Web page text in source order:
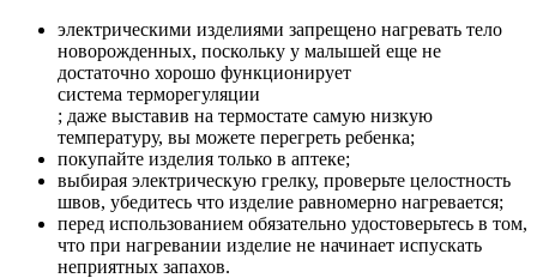
электрическими изделиями запрещено нагревать тело
новорожденных, поскольку у малышей еще не
достаточно хорошо функционирует
система терморегуляции
; даже выставив на термостате самую низкую
температуру, вы можете перегреть ребенка;
покупайте изделия только в аптеке;
выбирая электрическую грелку, проверьте целостность
швов, убедитесь что изделие равномерно нагревается;
перед использованием обязательно удостоверьтесь в том,
что при нагревании изделие не начинает испускать
неприятных запахов.